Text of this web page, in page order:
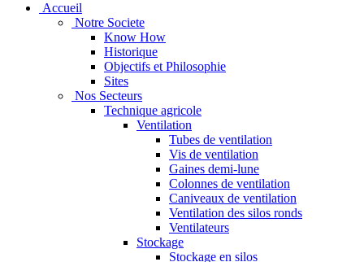
Accueil
Notre Societe
Know How
Historique
Objectifs et Philosophie
Sites
Nos Secteurs
Technique agricole
Ventilation
Tubes de ventilation
Vis de ventilation
Gaines demi-lune
Colonnes de ventilation
Caniveaux de ventilation
Ventilation des silos ronds
Ventilateurs
Stockage
Stockage en silos